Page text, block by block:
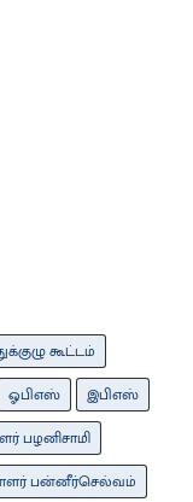
கூட்டம்
ஓபிஎஸ்
இபிஎஸ்
பழனிசாமி
பன்னீர்செல்வம்